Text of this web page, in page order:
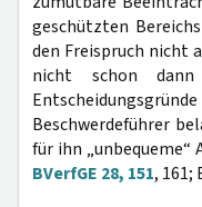
geschützten
den Freispruch nicht
nicht schon dann
Beschwerdeführer
für ihn
BVerfGE 28, 151, 161;